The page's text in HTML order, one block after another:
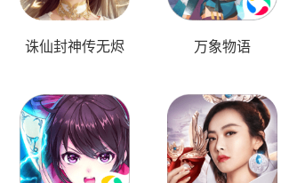
诛仙封神传无烬 万象物语